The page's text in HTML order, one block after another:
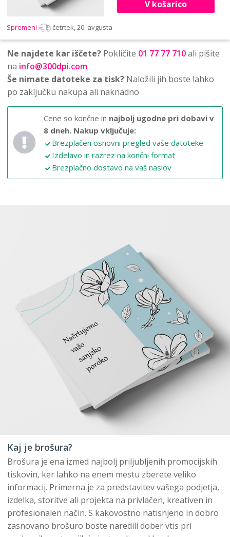
V košarico
Spremeni četrtek, 20. avgusta
Ne najdete kar iščete? Pokličite 01 77 77 710ali pišite
na info@300dpi.com
Še nimate datoteke za tisk? Naložili jih boste lahko
po zaključku nakupa ali naknadno
Cene so končne in najbolj ugodne pri dobavi v
8 dneh. Nakup vključuje:
Brezplačen osnovni pregled vaše datoteke
Izdelavo in razrez na končni format
Brezplačno dostavo na vaš naslov
Kaj je brošura?
Brošura je ena izmed najbolj priljubljenih promocijskih
tiskovin, ker lahko na enem mestu zberete veliko
informacij. Primerna je za predstavitev vašega podjetja,
izdelka, storitve ali projekta na privlačen, kreativen in
profesionalen način. S kakovostno natisnjeno in dobro
zasnovano brošuro boste naredili dober vtis pri